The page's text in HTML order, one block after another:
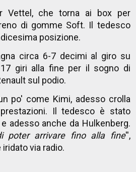
Vettel, che torna ai box per
di gomme Soft. Il tedesco
posizione.
circa 6-7 decimi al giro su
17 giri alla fine per il sogno di
sul podio.
po' come Kimi, adesso crolla
Il tedesco è stato
adesso anche da Hulkenberg.
poter arrivare fino alla fine'',
via radio.